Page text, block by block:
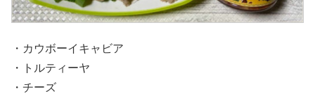
・カウボーイキャビア
・トルティーヤ
・チーズ